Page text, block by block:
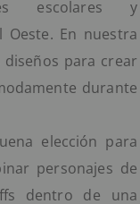
escolares y
Oeste. En nuestra
para crear
durante
elección para
personajes de
dentro de una